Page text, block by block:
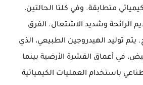
متطابقة. وفي كلتا الحالتين،
الرائحة وشديد الاشتعال. الفرق
يتم توليد الهيدروجين الطبيعي، الذي
في أعماق القشرة الأرضية بينما
باستخدام العمليات الكيميائية